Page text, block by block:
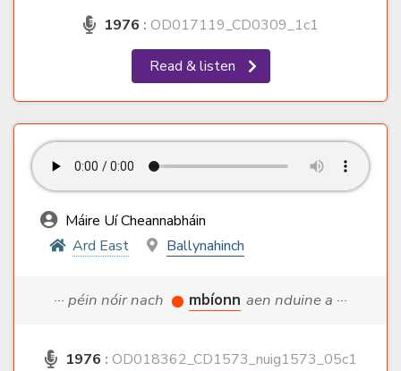
1976 : OD017119_CD0309_1c1
Read & listen
Máire Uí Cheannabháin
Ard East
Ballynahinch
··· péin nóir nach mbíonn aen nduine a ···
1976 : OD018362_CD1573_nuig1573_05c1